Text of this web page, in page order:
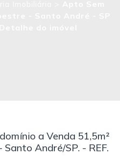
a Venda 51,5m²
André/SP. - REF.